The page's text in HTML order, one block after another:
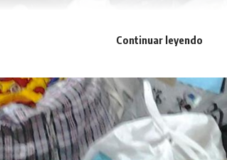
Continuar leyendo